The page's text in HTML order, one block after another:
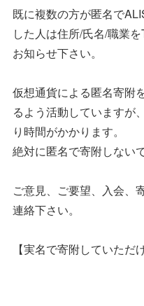
既に複数の方が匿名で
した人は住所/氏名/職業
お知らせ下さい。
仮想通貨による匿名寄附
るよう活動していますが
り時間がかかります。
絶対に匿名で寄附しない
ご意見、ご要望、入会、
連絡下さい。
【実名で寄附していただ